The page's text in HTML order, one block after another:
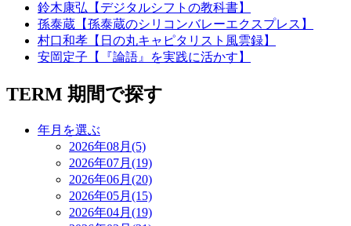
鈴木康弘【デジタルシフトの教科書】
孫泰蔵【孫泰蔵のシリコンバレーエクスプレス】
村口和孝【日の丸キャピタリスト風雲録】
安岡定子【『論語』を実践に活かす】
TERM 期間で探す
年月を選ぶ
2026年08月(5)
2026年07月(19)
2026年06月(20)
2026年05月(15)
2026年04月(19)